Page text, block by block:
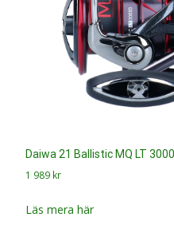
Daiwa 21 Ballistic MQ LT
1 989 kr
Läs mera här